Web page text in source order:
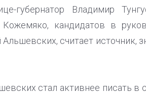
губернатор Владимир
кандидатов в
считает источник,
стал активнее писать в